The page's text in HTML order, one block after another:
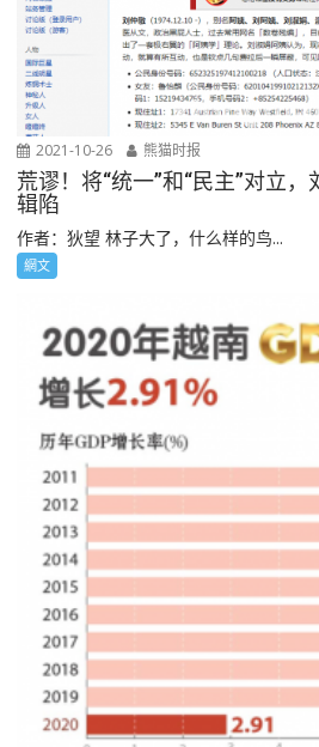
2021-10-26 熊猫时报
荒谬！将“统一”和“民主”对立，
辑陷
作者：狄望 林子大了，什么样的鸟...
網文